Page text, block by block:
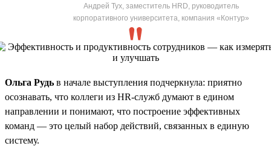
Андрей Тух, заместитель HRD, руководитель
корпоративного университета, компания «Контур»
Ольга Рудь в начале выступления подчеркнула: приятно
осознавать, что коллеги из HR-служб думают в едином
направлении и понимают, что построение эффективных
команд — это целый набор действий, связанных в единую
систему.